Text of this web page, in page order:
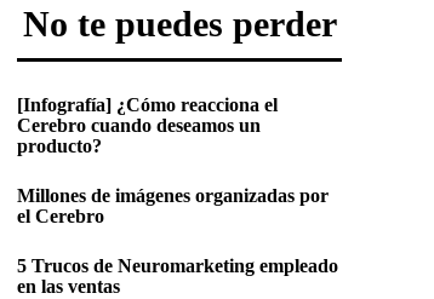
No te puedes perder
[Infografía] ¿Cómo reacciona el
Cerebro cuando deseamos un
producto?
Millones de imágenes organizadas por
el Cerebro
5 Trucos de Neuromarketing empleado
en las ventas